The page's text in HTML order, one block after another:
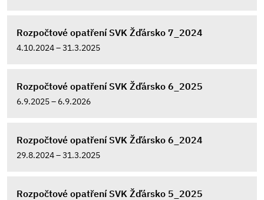
Rozpočtové opatření SVK Žďársko 7_2024
4.10.2024 – 31.3.2025
Rozpočtové opatření SVK Žďársko 6_2025
6.9.2025 – 6.9.2026
Rozpočtové opatření SVK Žďársko 6_2024
29.8.2024 – 31.3.2025
Rozpočtové opatření SVK Žďársko 5_2025